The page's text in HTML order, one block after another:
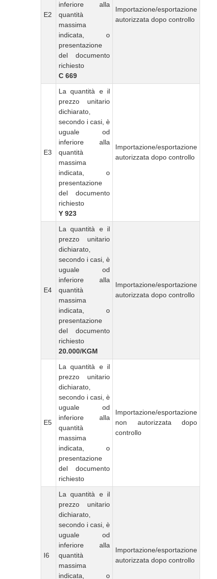
E2
inferiore alla
quantità
massima
indicata, o
presentazione
del documento
richiesto
C 669
Importazione/esportazione
autorizzata dopo controllo
E3
La quantità e il
prezzo unitario
dichiarato,
secondo i casi, è
uguale od
inferiore alla
quantità
massima
indicata, o
presentazione
del documento
richiesto
Y 923
Importazione/esportazione
autorizzata dopo controllo
E4
La quantità e il
prezzo unitario
dichiarato,
secondo i casi, è
uguale od
inferiore alla
quantità
massima
indicata, o
presentazione
del documento
richiesto
20.000/KGM
Importazione/esportazione
autorizzata dopo controllo
E5
La quantità e il
prezzo unitario
dichiarato,
secondo i casi, è
uguale od
inferiore alla
quantità
massima
indicata, o
presentazione
del documento
richiesto
Importazione/esportazione
non autorizzata dopo
controllo
I6
La quantità e il
prezzo unitario
dichiarato,
secondo i casi, è
uguale od
inferiore alla
quantità
massima
indicata, o
Importazione/esportazione
autorizzata dopo controllo